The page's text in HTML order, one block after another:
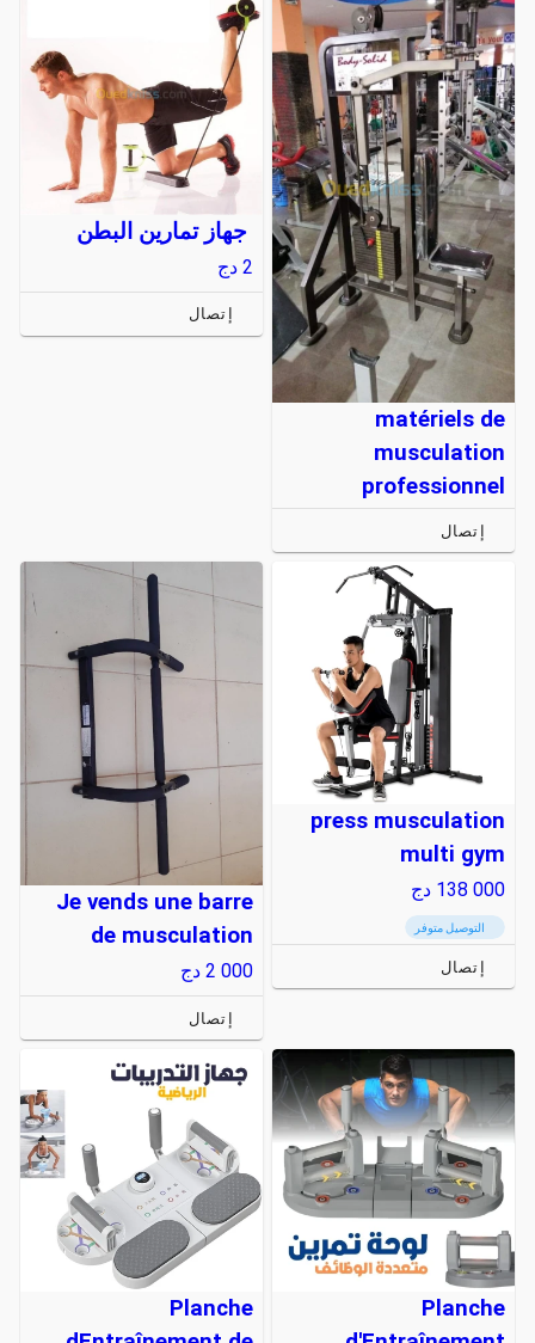
matériels de
musculation
professionnel
إتصال
جهاز تمارين البطن
2 دج
إتصال
press musculation
multi gym
138 000 دج
التوصيل متوفر
إتصال
Je vends une barre
de musculation
2 000 دج
إتصال
Planche
Planche